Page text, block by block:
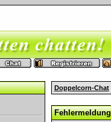
Doppelcorn-Chat
Fehlermeldung